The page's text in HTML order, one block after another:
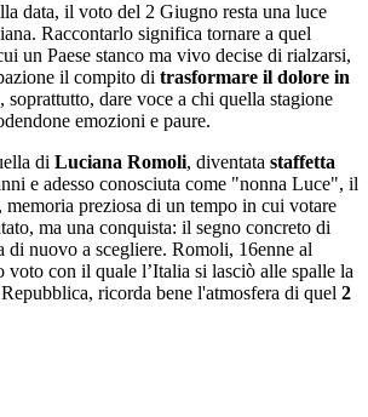
data, il voto del 2 Giugno resta una luce
Raccontarlo significa tornare a quel
un Paese stanco ma vivo decise di rialzarsi,
il compito di trasformare il dolore in
soprattutto, dare voce a chi quella stagione
emozioni e paure.
di Luciana Romoli, diventata staffetta
e adesso conosciuta come "nonna Luce", il
memoria preziosa di un tempo in cui votare
ma una conquista: il segno concreto di
di nuovo a scegliere. Romoli, 16enne al
voto con il quale l’Italia si lasciò alle spalle la
ricorda bene l'atmosfera di quel 2